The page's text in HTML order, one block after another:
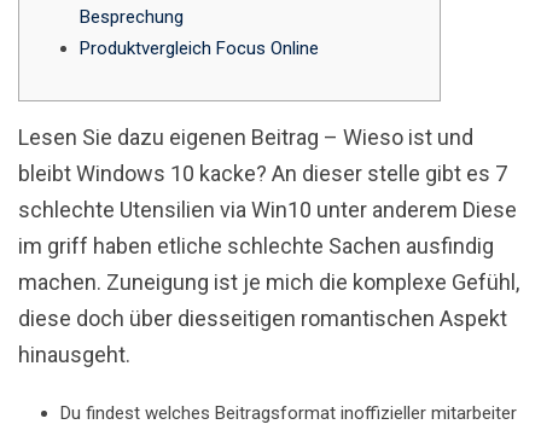
Besprechung
Produktvergleich Focus Online
Lesen Sie dazu eigenen Beitrag – Wieso ist und
bleibt Windows 10 kacke? An dieser stelle gibt es 7
schlechte Utensilien via Win10 unter anderem Diese
im griff haben etliche schlechte Sachen ausfindig
machen. Zuneigung ist je mich die komplexe Gefühl,
diese doch über diesseitigen romantischen Aspekt
hinausgeht.
Du findest welches Beitragsformat inoffizieller mitarbeiter